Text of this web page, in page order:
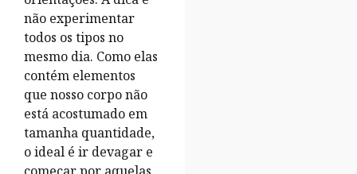
não experimentar
todos os tipos no
mesmo dia. Como elas
contém elementos
que nosso corpo não
está acostumado em
tamanha quantidade,
o ideal é ir devagar e